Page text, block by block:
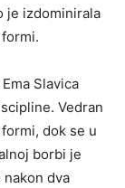
je izdominirala
Slavica
Vedran
dok se u
borbi je
dva